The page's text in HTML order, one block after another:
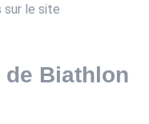
sur le site
de Biathlon